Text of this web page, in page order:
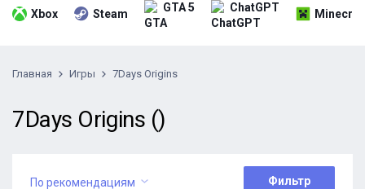
Xbox Steam GTA 5 ChatGPT
Главная Игры 7Days Origins
7Days Origins ()
По рекомендациям Фильтр